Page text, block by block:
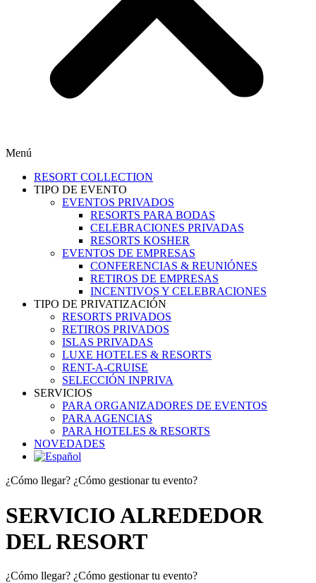
Menú
RESORT COLLECTION
TIPO DE EVENTO
EVENTOS PRIVADOS
RESORTS PARA BODAS
CELEBRACIONES PRIVADAS
RESORTS KOSHER
EVENTOS DE EMPRESAS
CONFERENCIAS & REUNIÓNES
RETIROS DE EMPRESAS
INCENTIVOS Y CELEBRACIONES
TIPO DE PRIVATIZACIÓN
RESORTS PRIVADOS
RETIROS PRIVADOS
ISLAS PRIVADAS
LUXE HOTELES & RESORTS
RENT-A-CRUISE
SELECCIÓN INPRIVA
SERVICIOS
PARA ORGANIZADORES DE EVENTOS
PARA AGENCIAS
PARA HOTELES & RESORTS
NOVEDADES
¿Cómo llegar? ¿Cómo gestionar tu evento?
SERVICIO ALREDEDOR
DEL RESORT
¿Cómo llegar? ¿Cómo gestionar tu evento?